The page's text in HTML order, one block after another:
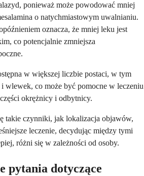
ponieważ może powodować mniej
o natychmiastowym uwalnianiu.
oznacza, że mniej leku jest
co potencjalnie zmniejsza
w większej liczbie postaci, w tym
wlewek, co może być pomocne w leczeniu
okrężnicy i odbytnicy.
takie czynniki, jak lokalizacja objawów,
leczenie, decydując między tymi
różni się w zależności od osoby.
pytania dotyczące